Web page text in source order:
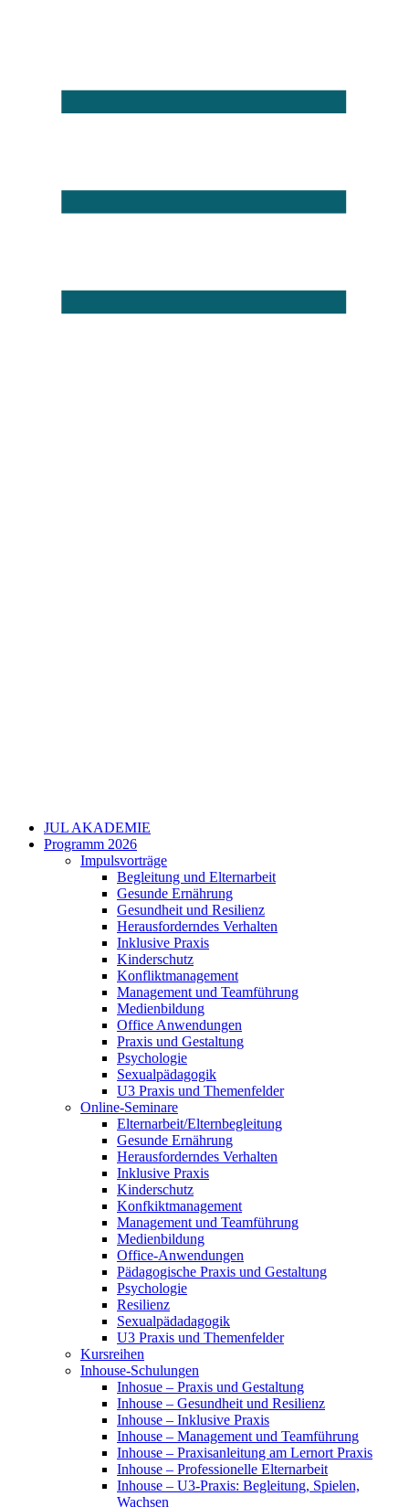
JUL AKADEMIE
Programm 2026
Impulsvorträge
Begleitung und Elternarbeit
Gesunde Ernährung
Gesundheit und Resilienz
Herausforderndes Verhalten
Inklusive Praxis
Kinderschutz
Konfliktmanagement
Management und Teamführung
Medienbildung
Office Anwendungen
Praxis und Gestaltung
Psychologie
Sexualpädagogik
U3 Praxis und Themenfelder
Online-Seminare
Elternarbeit/Elternbegleitung
Gesunde Ernährung
Herausforderndes Verhalten
Inklusive Praxis
Kinderschutz
Konfkiktmanagement
Management und Teamführung
Medienbildung
Office-Anwendungen
Pädagogische Praxis und Gestaltung
Psychologie
Resilienz
Sexualpädadagogik
U3 Praxis und Themenfelder
Kursreihen
Inhouse-Schulungen
Inhosue – Praxis und Gestaltung
Inhouse – Gesundheit und Resilienz
Inhouse – Inklusive Praxis
Inhouse – Management und Teamführung
Inhouse – Praxisanleitung am Lernort Praxis
Inhouse – Professionelle Elternarbeit
Inhouse – U3-Praxis: Begleitung, Spielen,
Wachsen